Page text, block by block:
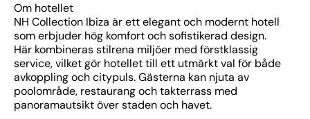
Om hotellet
NH Collection Ibiza är ett elegant och modernt hotell
som erbjuder hög komfort och sofistikerad design.
Här kombineras stilrena miljöer med förstklassig
service, vilket gör hotellet till ett utmärkt val för både
avkoppling och citypuls. Gästerna kan njuta av
poolområde, restaurang och takterrass med
panoramautsikt över staden och havet.